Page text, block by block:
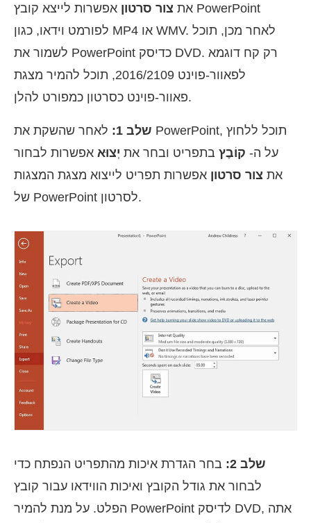
את צור סרטון אפשרות לייצא קובץ PowerPoint
לפורמט וידאו, כגון MP4 או WMV. לאחר מכן, תוכל
לשמור את PowerPoint כדיסק DVD. רק קח דוגמא
לפאוור-פוינט 2016/2109, תוכל להמיר מצגת
פאוור-פוינט כסרטון כמפורט להלן.
שלב 1:
לאחר שהשקת את PowerPoint, תוכל ללחוץ
על ה- קוֹבֶץ בתפריט ובחר את יְצוּא אפשרות לבחור
את צור סרטון אפשרות תפריט לייצוא מצגת המצגות
של PowerPoint לסרטון.
שלב 2:
בחר הגדרת איכות מהתפריט הנפתח כדי
לבחור את גודל הקובץ ואיכות הווידאו עבור קובץ
הפלט. על מנת להמיר PowerPoint לדיסק DVD, אתה